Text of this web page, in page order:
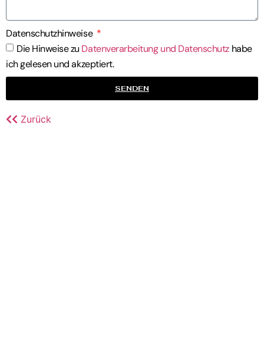
Datenschutzhinweise
Die Hinweise zu Datenverarbeitung und Datenschutz habe
ich gelesen und akzeptiert.
SENDEN
Zurück